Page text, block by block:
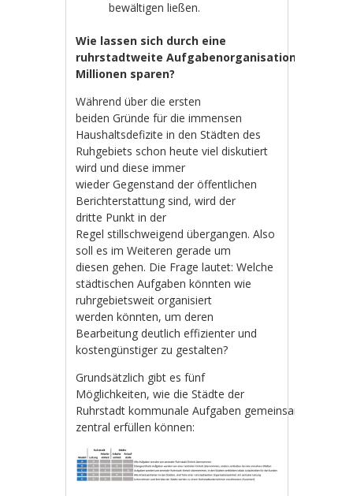
bewältigen ließen.
Wie lassen sich durch eine
ruhrstadtweite Aufgabenorganisation
Millionen sparen?
Während über die ersten
beiden Gründe für die immensen
Haushaltsdefizite in den Städten des
Ruhgebiets schon heute viel diskutiert
wird und diese immer
wieder Gegenstand der öffentlichen
Berichterstattung sind, wird der
dritte Punkt in der
Regel stillschweigend übergangen. Also
soll es im Weiteren gerade um
diesen gehen. Die Frage lautet: Welche
städtischen Aufgaben könnten wie
ruhrgebietsweit organisiert
werden könnten, um deren
Bearbeitung deutlich effizienter und
kostengünstiger zu gestalten?
Grundsätzlich gibt es fünf
Möglichkeiten, wie die Städte der
Ruhrstadt kommunale Aufgaben gemeinsam und/
zentral erfüllen können: